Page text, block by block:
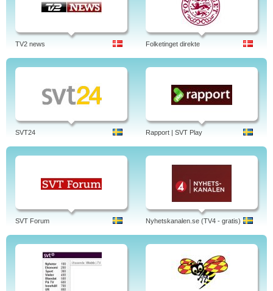
TV2 news Folketinget direkte
SVT24 Rapport | SVT Play
SVT Forum Nyhetskanalen.se (TV4 - gratis)